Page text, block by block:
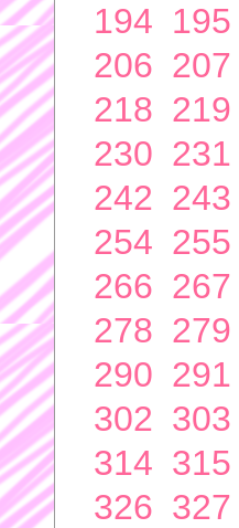
194 195
206 207
218 219
230 231
242 243
254 255
266 267
278 279
290 291
302 303
314 315
326 327